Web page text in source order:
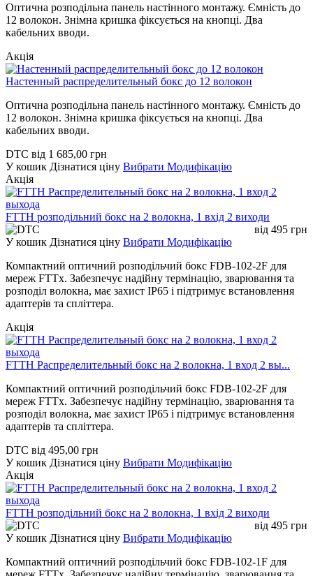
Оптична розподільна панель настінного монтажу. Ємність до
12 волокон. Знімна кришка фіксується на кнопці. Два
кабельних вводи.
Акція
Настенный распределительный бокс до 12 волокон
Оптична розподільна панель настінного монтажу. Ємність до
12 волокон. Знімна кришка фіксується на кнопці. Два
кабельних вводи.
DTC від 1 685,00 грн
У кошик Дізнатися ціну Вибрати Модифікацію
Акція
FTTH розподільний бокс на 2 волокна, 1 вхід 2 виходи
від 495 грн
У кошик Дізнатися ціну Вибрати Модифікацію
Компактний оптичний розподільчий бокс FDB-102-2F для
мереж FTTx. Забезпечує надійну термінацію, зварювання та
розподіл волокна, має захист IP65 і підтримує встановлення
адаптерів та спліттера.
Акція
FTTH Распределительный бокс на 2 волокна, 1 вход 2 вы...
Компактний оптичний розподільчий бокс FDB-102-2F для
мереж FTTx. Забезпечує надійну термінацію, зварювання та
розподіл волокна, має захист IP65 і підтримує встановлення
адаптерів та спліттера.
DTC від 495,00 грн
У кошик Дізнатися ціну Вибрати Модифікацію
Акція
FTTH розподільний бокс на 2 волокна, 1 вхід 2 виходи
від 495 грн
У кошик Дізнатися ціну Вибрати Модифікацію
Компактний оптичний розподільчий бокс FDB-102-1F для